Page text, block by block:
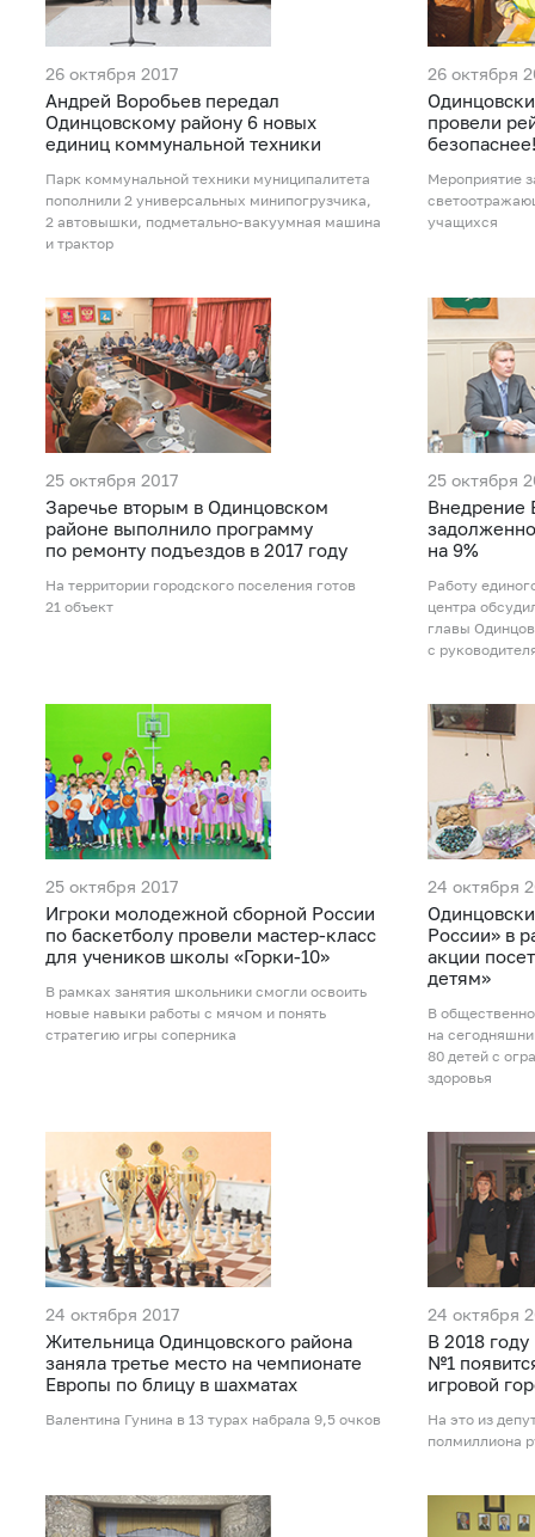
26 октября 2017
Андрей Воробьев передал
Одинцовскому району 6 новых
единиц коммунальной техники
Парк коммунальной техники муниципалитета
пополнили 2 универсальных минипогрузчика,
2 автовышки, подметально-вакуумная машина
и трактор
26 октября
провели
Мероприятие
учащихся
25 октября 2017
Заречье вторым в Одинцовском
районе выполнило программу
по ремонту подъездов в 2017 году
На территории городского поселения готов
21 объект
25 октября
Внедрение
на 9%
Работу
центра
главы
с
25 октября 2017
Игроки молодежной сборной России
по баскетболу провели мастер-класс
для учеников школы «Горки-10»
В рамках занятия школьники смогли освоить
новые навыки работы с мячом и понять
стратегию игры соперника
24 октября
России» в
акции
детям»
В
на
80 детей с
здоровья
24 октября 2017
Жительница Одинцовского района
заняла третье место на чемпионате
Европы по блицу в шахматах
Валентина Гунина в 13 турах набрала 9,5 очков
24 октября
В 2018
№1
игровой
На это из
полмиллиона